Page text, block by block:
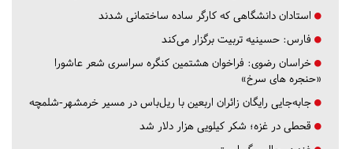
استادان دانشگاهی که کارگر ساده ساختمانی شدند
فارس: حسینیه تربیت برگزار می‌کند
خراسان رضوی: فراخوان هشتمین کنگره سراسری شعر عاشورا
«حنجره های سرخ»
جابه‌جایی رایگان زائران اربعین با ریل‌باس در مسیر خرمشهر-شلمچه
قحطی در غزه؛ شکر کیلویی هزار دلار شد